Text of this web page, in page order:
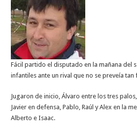
Fácil partido el disputado en la mañana del
infantiles ante un rival que no se preveía
Jugaron de inicio, Álvaro entre los tres
Javier en defensa, Pablo, Raúl y Alex en la
Alberto e Isaac.